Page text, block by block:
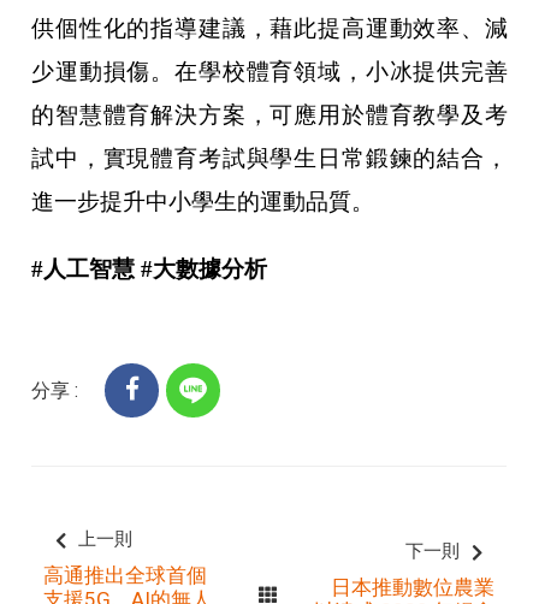
供個性化的指導建議，藉此提高運動效率、減
少運動損傷。在學校體育領域，小冰提供完善
的智慧體育解決方案，可應用於體育教學及考
試中，實現體育考試與學生日常鍛鍊的結合，
進一步提升中小學生的運動品質。
#人工智慧 #大數據分析
分享 :
上一則
高通推出全球首個
下一則
日本推動數位農業